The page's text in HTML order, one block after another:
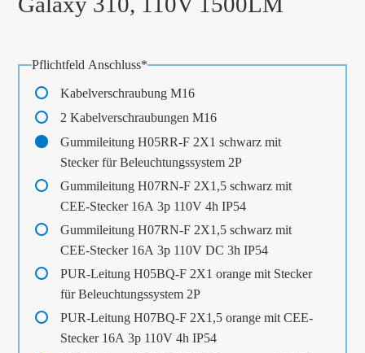
Pflichtfeld Anschluss*
Kabelverschraubung M16
2 Kabelverschraubungen M16
Gummileitung H05RR-F 2X1 schwarz mit
Stecker für Beleuchtungssystem 2P
Gummileitung H07RN-F 2X1,5 schwarz mit
CEE-Stecker 16A 3p 110V 4h IP54
Gummileitung H07RN-F 2X1,5 schwarz mit
CEE-Stecker 16A 3p 110V DC 3h IP54
PUR-Leitung H05BQ-F 2X1 orange mit Stecker
für Beleuchtungssystem 2P
PUR-Leitung H07BQ-F 2X1,5 orange mit CEE-
Stecker 16A 3p 110V 4h IP54